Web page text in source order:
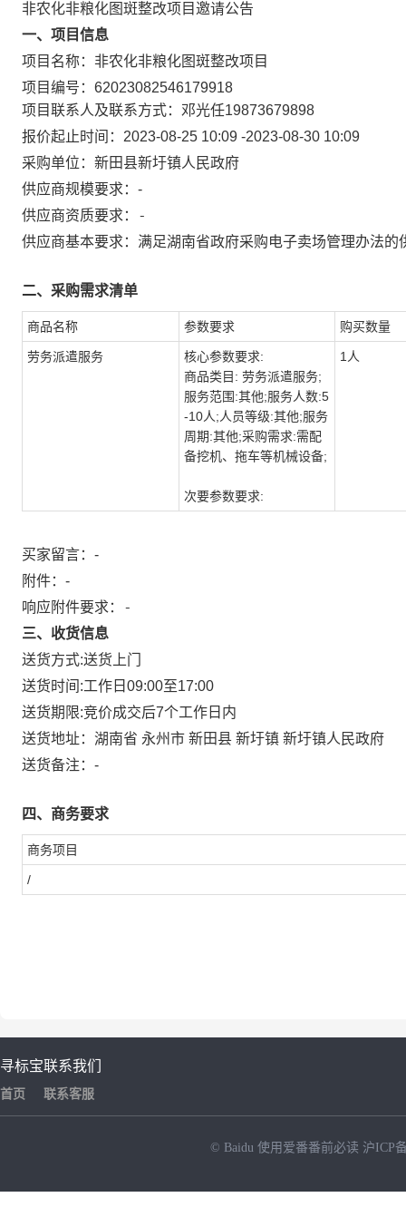
非农化非粮化图斑整改项目邀请公告
一、项目信息
项目名称： 非农化非粮化图斑整改项目
项目编号： 62023082546179918
项目联系人及联系方式： 邓光任19873679898
报价起止时间： 2023-08-25 10:09 -2023-08-30 10:09
采购单位： 新田县新圩镇人民政府
供应商规模要求： -
供应商资质要求：
-
供应商基本要求：满足湖南省政府采购电子卖场管理办法的
二、采购需求清单
商品名称 参数要求 购买数量
劳务派遣服务
核心参数要求:
商品类目: 劳务派遣服务;
服务范围:其他;服务人数:5
-10人;人员等级:其他;服务
周期:其他;采购需求:需配
备挖机、拖车等机械设备;
次要参数要求:
1人
买家留言：-
附件： -
响应附件要求：-
三、收货信息
送货方式:送货上门
送货时间:工作日09:00至17:00
送货期限:竞价成交后7个工作日内
送货地址： 湖南省 永州市 新田县 新圩镇 新圩镇人民政府
送货备注： -
四、商务要求
商务项目
/
寻标宝
首页
联系我们
联系客服
© Baidu 使用爱番番前必读 沪ICP